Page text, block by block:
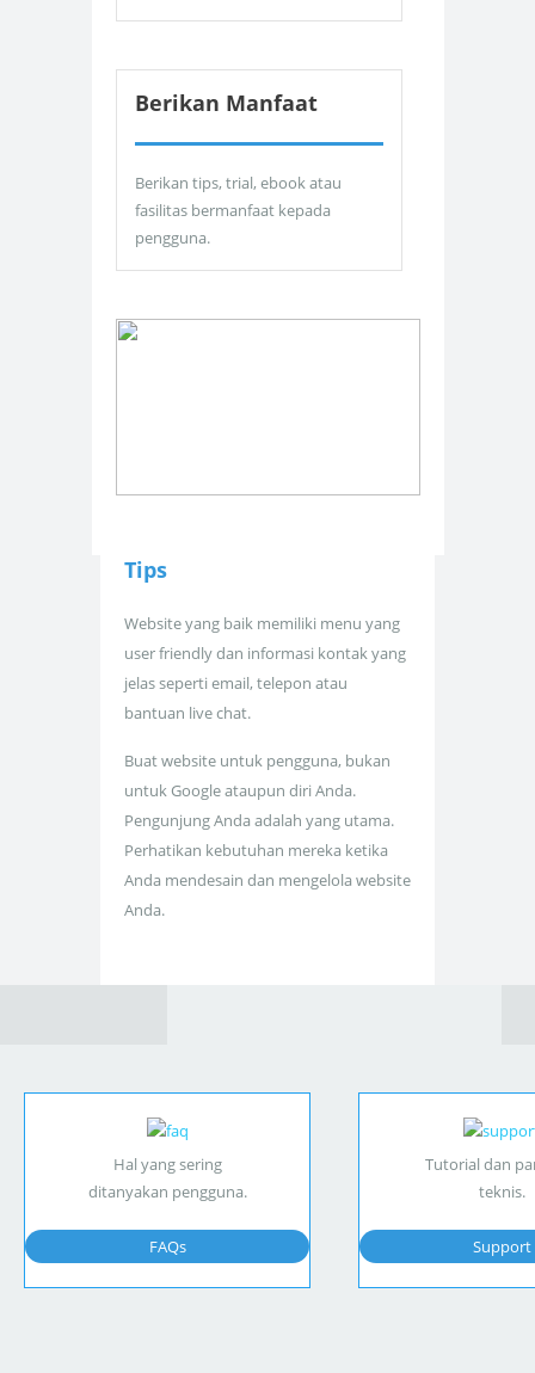
Berikan Manfaat
Berikan tips, trial, ebook atau
fasilitas bermanfaat kepada
pengguna.
Tips
Website yang baik memiliki menu yang
user friendly dan informasi kontak yang
jelas seperti email, telepon atau
bantuan live chat.
Buat website untuk pengguna, bukan
untuk Google ataupun diri Anda.
Pengunjung Anda adalah yang utama.
Perhatikan kebutuhan mereka ketika
Anda mendesain dan mengelola website
Anda.
Hal yang sering
ditanyakan pengguna.
FAQs
Tutorial dan
teknis.
Support